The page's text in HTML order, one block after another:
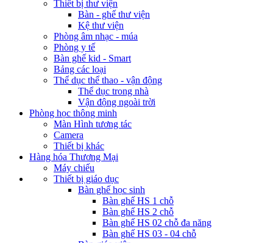
Thiêt bị thư viện
Bàn - ghế thư viện
Kệ thư viện
Phòng âm nhạc - múa
Phòng y tế
Bàn ghế kid - Smart
Bảng các loại
Thể dục thể thao - vận động
Thể dục trong nhà
Vận động ngoài trời
Phòng học thông minh
Màn Hình tương tác
Camera
Thiết bị khác
Hàng hóa Thương Mại
Máy chiếu
Thiết bị giáo dục
Bàn ghế học sinh
Bàn ghế HS 1 chỗ
Bàn ghế HS 2 chỗ
Bàn ghế HS 02 chỗ đa năng
Bàn ghế HS 03 - 04 chỗ